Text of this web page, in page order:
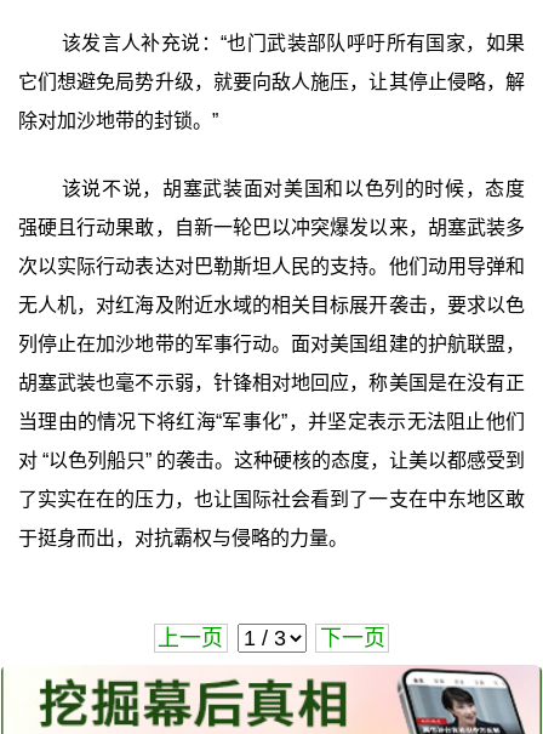
该发言人补充说：“也门武装部队呼吁所有国家，如果
它们想避免局势升级，就要向敌人施压，让其停止侵略，解
除对加沙地带的封锁。”
该说不说，胡塞武装面对美国和以色列的时候，态度
强硬且行动果敢，自新一轮巴以冲突爆发以来，胡塞武装多
次以实际行动表达对巴勒斯坦人民的支持。他们动用导弹和
无人机，对红海及附近水域的相关目标展开袭击，要求以色
列停止在加沙地带的军事行动。面对美国组建的护航联盟，
胡塞武装也毫不示弱，针锋相对地回应，称美国是在没有正
当理由的情况下将红海“军事化”，并坚定表示无法阻止他们
对 “以色列船只” 的袭击。这种硬核的态度，让美以都感受到
了实实在在的压力，也让国际社会看到了一支在中东地区敢
于挺身而出，对抗霸权与侵略的力量。
上一页 下一页